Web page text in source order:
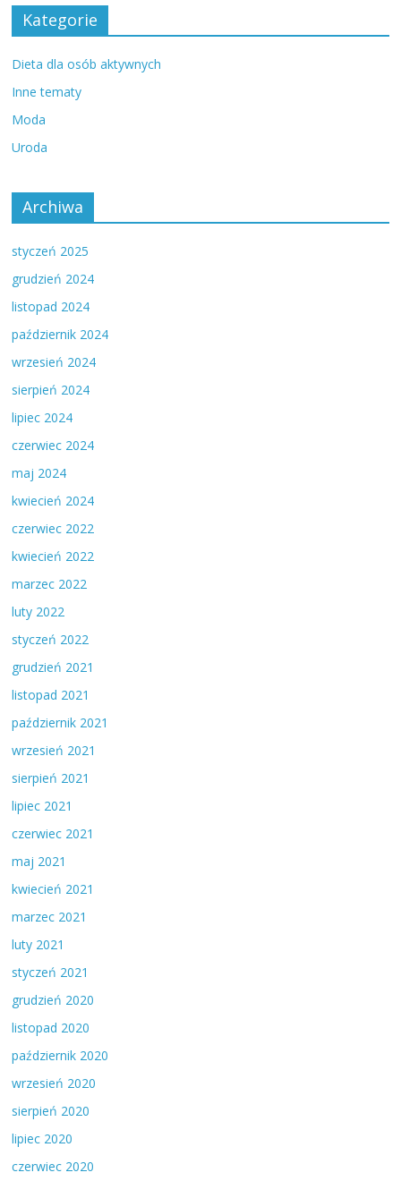
Kategorie
Dieta dla osób aktywnych
Inne tematy
Moda
Uroda
Archiwa
styczeń 2025
grudzień 2024
listopad 2024
październik 2024
wrzesień 2024
sierpień 2024
lipiec 2024
czerwiec 2024
maj 2024
kwiecień 2024
czerwiec 2022
kwiecień 2022
marzec 2022
luty 2022
styczeń 2022
grudzień 2021
listopad 2021
październik 2021
wrzesień 2021
sierpień 2021
lipiec 2021
czerwiec 2021
maj 2021
kwiecień 2021
marzec 2021
luty 2021
styczeń 2021
grudzień 2020
listopad 2020
październik 2020
wrzesień 2020
sierpień 2020
lipiec 2020
czerwiec 2020